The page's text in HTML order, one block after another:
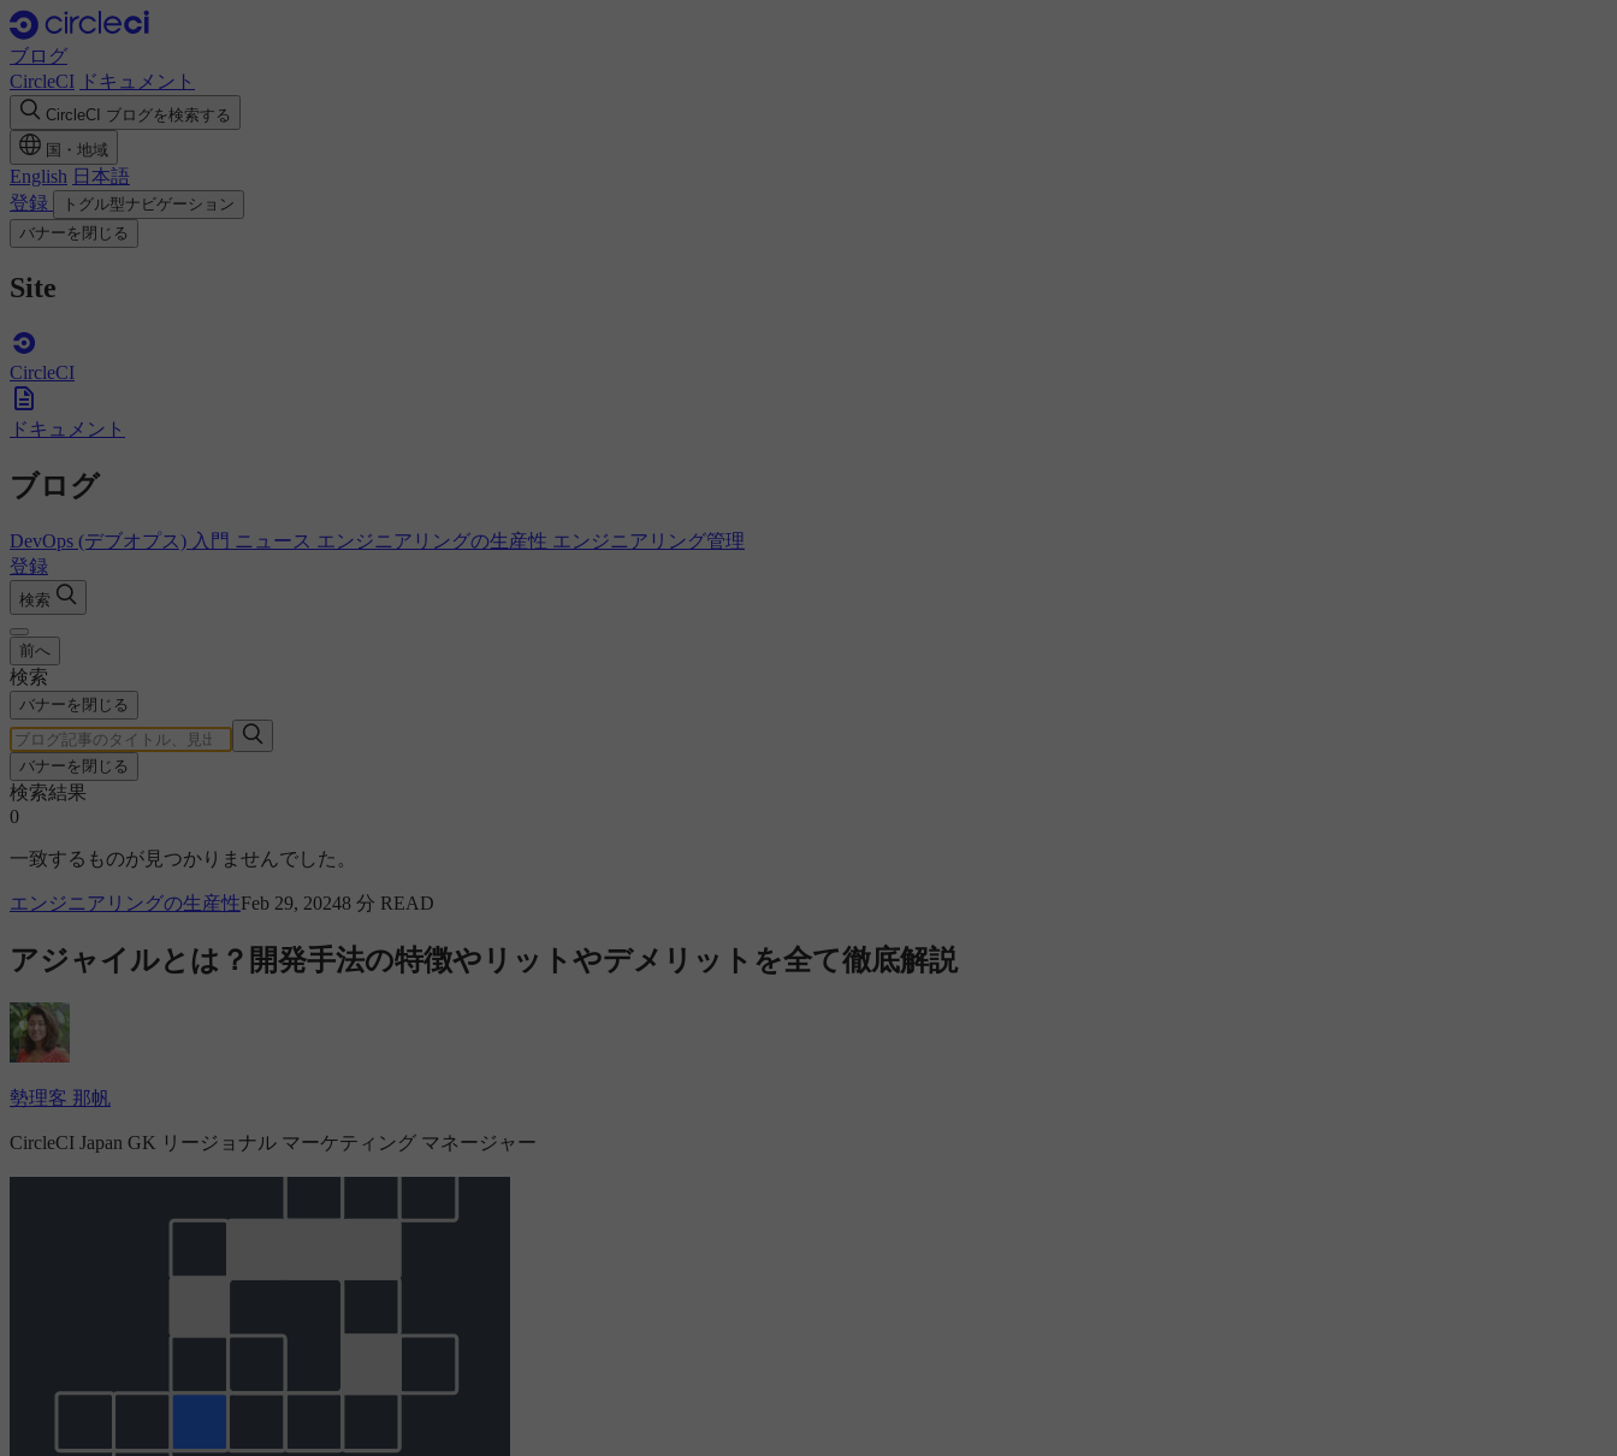
ブログ
CircleCI ドキュメント
CircleCI ブログを検索する
国・地域
English 日本語
登録
トグル型ナビゲーション
バナーを閉じる
Site
CircleCI
ドキュメント
ブログ
DevOps (デブオプス) 入門 ニュース エンジニアリングの生産性 エンジニアリング管理
登録
検索
前へ
検索
バナーを閉じる
バナーを閉じる
検索結果
0
一致するものが見つかりませんでした。
エンジニアリングの生産性Feb 29, 20248 分 READ
アジャイルとは？開発手法の特徴やリットやデメリットを全て徹底解説
勢理客 那帆
CircleCI Japan GK リージョナル マーケティング マネージャー